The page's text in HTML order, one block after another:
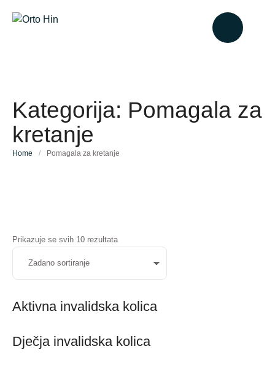
Kategorija: Pomagala za
kretanje
Home / Pomagala za kretanje
Prikazuje se svih 10 rezultata
Aktivna invalidska kolica
Dječja invalidska kolica